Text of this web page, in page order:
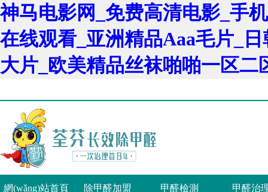
神马电影网_免费高清电影_手
在线观看_亚洲精品Aaa毛片_
大片_欧美精品丝袜啪啪一区二
網(wǎng)站首頁 除甲醛加盟 甲醛檢測 甲醛治